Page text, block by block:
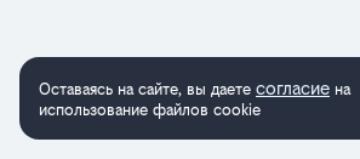
Оставаясь на сайте, вы даете согласие на
использование файлов cookie